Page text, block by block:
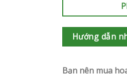
Hướng dẫn
Bạn nên mua